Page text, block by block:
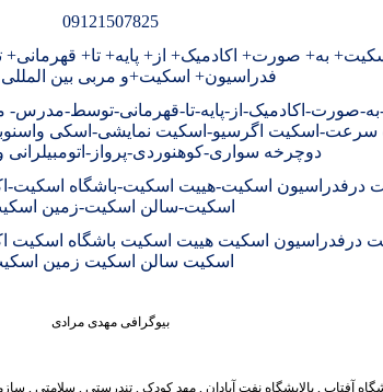
09121507825
به+ صورت+ اکادمیک+ از+ پایه+ تا+
فدراسیون+ اسکیت+و مربی بین
صورت-اکادمیک-از-پایه-تا-قهرمانی-توسط-
اسکیت اگرسیو-اسکیت نمایشی-اسکی
دوچرخه سواری-کوهنوردی-پرواز-
درفدراسیون اسکیت-هییت اسکیت-باشگاه اسکیت-
اسکیت-سالن اسکیت-زمین
درفدراسیون اسکیت هییت اسکیت باشگاه اسکیت
اسکیت سالن اسکیت زمین
بیوگرافی مهدی مرادی